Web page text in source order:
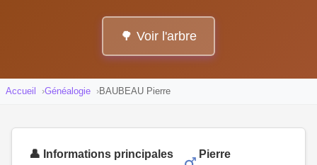
🌳 Voir l'arbre
Accueil Généalogie BAUBEAU Pierre
👤 Informations principales
Pierre